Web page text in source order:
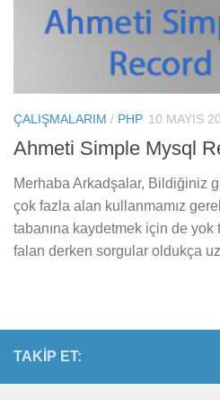
ÇALIŞMALARIM / PHP 10 MAYIS
Ahmeti Simple Mysql
Merhaba Arkadşalar, Bildiğiniz
çok fazla alan kullanmamız
tabanına kaydetmek için de yok
falan derken sorgular oldukça
TAKIP ET: